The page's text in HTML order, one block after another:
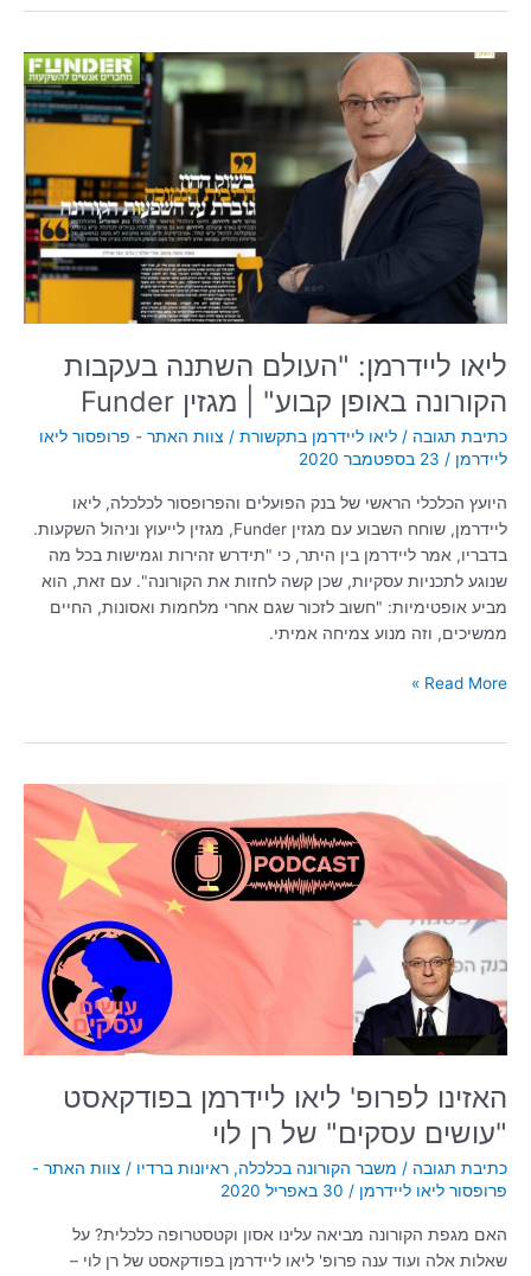
ליאו ליידרמן: "העולם השתנה בעקבות
הקורונה באופן קבוע" | מגזין Funder
כתיבת תגובה / ליאו ליידרמן בתקשורת / צוות האתר - פרופסור ליאו
ליידרמן / 23 בספטמבר 2020
היועץ הכלכלי הראשי של בנק הפועלים והפרופסור לכלכלה, ליאו
ליידרמן, שוחח השבוע עם מגזין Funder, מגזין לייעוץ וניהול השקעות.
בדבריו, אמר ליידרמן בין היתר, כי "תידרש זהירות וגמישות בכל מה
שנוגע לתכניות עסקיות, שכן קשה לחזות את הקורונה". עם זאת, הוא
מביע אופטימיות: "חשוב לזכור שגם אחרי מלחמות ואסונות, החיים
ממשיכים, וזה מנוע צמיחה אמיתי.
ליאו
ליידרמן:
"העולם
השתנה
בעקבות
הקורונה
באופן
קבוע"
מגזין
Funder
Read More »
האזינו לפרופ' ליאו ליידרמן בפודקאסט
"עושים עסקים" של רן לוי
כתיבת תגובה / משבר הקורונה בכלכלה, ראיונות ברדיו / צוות האתר -
פרופסור ליאו ליידרמן / 30 באפריל 2020
האם מגפת הקורונה מביאה עלינו אסון וקטסטרופה כלכלית? על
שאלות אלה ועוד ענה פרופ' ליאו ליידרמן בפודקאסט של רן לוי –
ליידרמן
בפודקאסט
"עושים
של
רן
לוי